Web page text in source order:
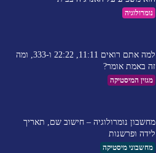
נומרולוגיה
למה אתם רואים 11:11, 22:22 ו-333, ומה
זה באמת אומר?
מגזין המיסטיקה
מחשבון נומרולוגיה – חישוב שם, תאריך
לידה ופרשנות
מחשבוני מיסטיקה